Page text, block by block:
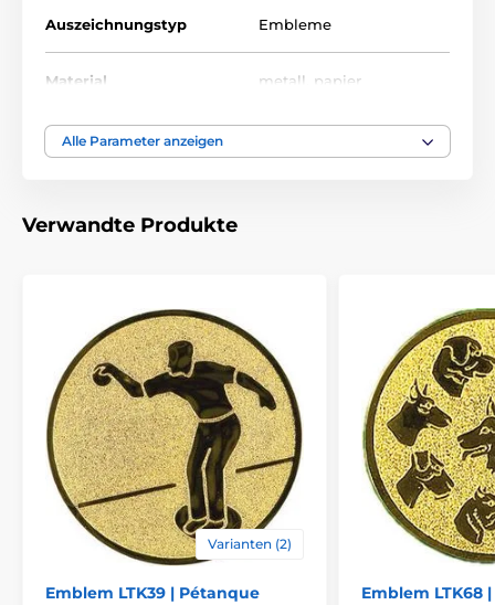
Auszeichnungstyp Embleme
Material metall papier
Alle Parameter anzeigen
Verwandte Produkte
Varianten (2)
Emblem LTK39 | Pétanque
Emblem LTK68